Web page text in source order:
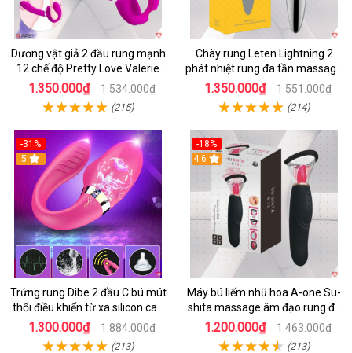
Dương vật giả 2 đầu rung mạnh
12 chế độ Pretty Love Valerie
mua ngay
1.350.000₫ 1.534.000₫
(215)
Chày rung Leten Lightning 2
phát nhiệt rung đa tần massage
toàn thân kích thích
1.350.000₫ 1.551.000₫
(214)
-31%
5
Trứng rung Dibe 2 đầu C bú mút
thổi điều khiển từ xa silicon cao
cấp kích thích điểm G
1.300.000₫ 1.884.000₫
(213)
-18%
4.6
Máy bú liếm nhũ hoa A-one Su-
shita massage âm đạo rung đa
chế độ
1.200.000₫ 1.463.000₫
(213)